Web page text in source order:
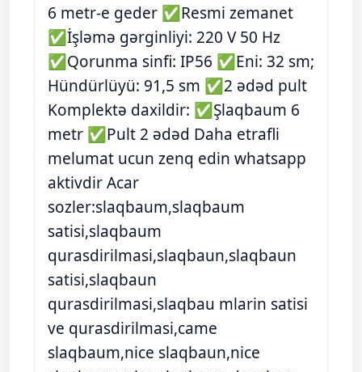
6 metr-e geder ✅Resmi zemanet
✅İşləmə gərginliyi: 220 V 50 Hz
✅Qorunma sinfi: IP56 ✅Eni: 32 sm;
Hündürlüyü: 91,5 sm ✅2 ədəd pult
Komplektə daxildir: ✅Şlaqbaum 6
metr ✅Pult 2 ədəd Daha etrafli
melumat ucun zenq edin whatsapp
aktivdir Acar
sozler:slaqbaum,slaqbaum
satisi,slaqbaum
qurasdirilmasi,slaqbaun,slaqbaun
satisi,slaqbaun
qurasdirilmasi,slaqbau mlarin satisi
ve qurasdirilmasi,came
slaqbaum,nice slaqbaun,nice